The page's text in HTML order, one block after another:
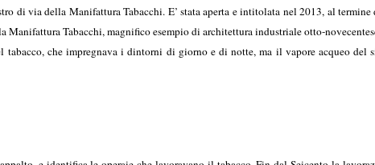
di via della Manifattura Tabacchi. E’ stata aperta e intitolata nel 2013, al
Tabacchi, magnifico esempio di architettura industriale otto-
che impregnava i dintorni di giorno e di notte, ma il vapore acqueo del